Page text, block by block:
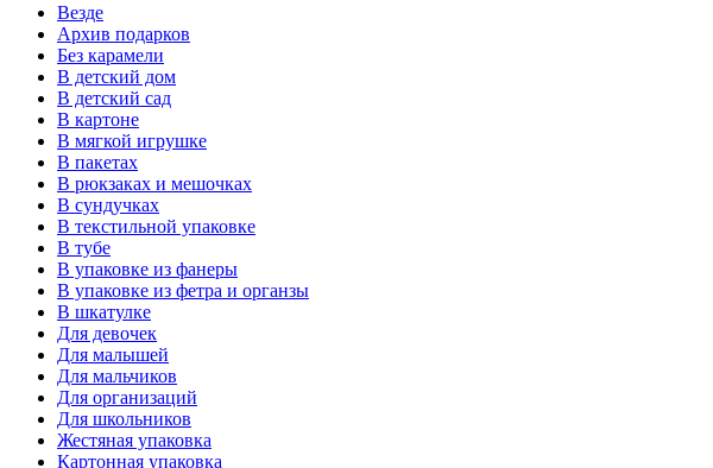
Везде
Архив подарков
Без карамели
В детский дом
В детский сад
В картоне
В мягкой игрушке
В пакетах
В рюкзаках и мешочках
В сундучках
В текстильной упаковке
В тубе
В упаковке из фанеры
В упаковке из фетра и органзы
В шкатулке
Для девочек
Для малышей
Для мальчиков
Для организаций
Для школьников
Жестяная упаковка
Картонная упаковка